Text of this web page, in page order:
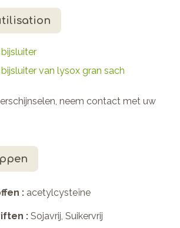
van lysox gran sach
neem contact met uw
: acetylcysteïne
: Sojavrij, Suikervrij